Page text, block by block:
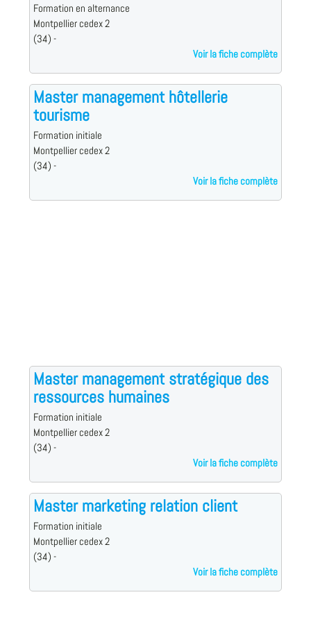
Formation en alternance
Montpellier cedex 2
(34) -
Voir la fiche complète
Master management hôtellerie
tourisme
Formation initiale
Montpellier cedex 2
(34) -
Voir la fiche complète
Master management stratégique des
ressources humaines
Formation initiale
Montpellier cedex 2
(34) -
Voir la fiche complète
Master marketing relation client
Formation initiale
Montpellier cedex 2
(34) -
Voir la fiche complète